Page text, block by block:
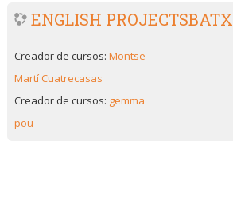
ENGLISH PROJECTSBATX
Creador de cursos:Montse
Martí Cuatrecasas
Creador de cursos: gemma
pou